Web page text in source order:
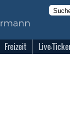
Freizeit Live-